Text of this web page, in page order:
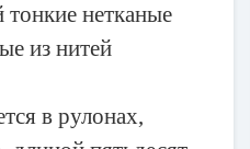
тонкие нетканые
из нитей
в рулонах,